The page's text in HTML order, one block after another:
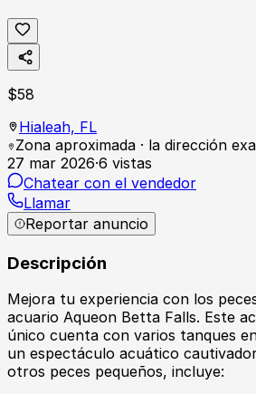
$58
Hialeah, FL
Zona aproximada · la dirección
27 mar 2026·6 vistas
Chatear con el vendedor
Llamar
Reportar anuncio
Descripción
Mejora tu experiencia con los
acuario Aqueon Betta Falls. Este
único cuenta con varios tanques
un espectáculo acuático
otros peces pequeños, incluye: